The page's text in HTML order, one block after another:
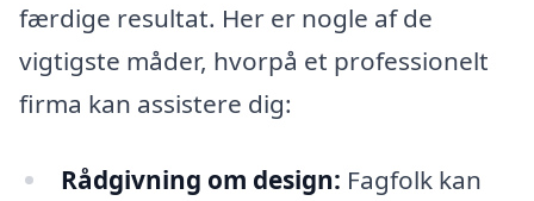
færdige resultat. Her er nogle af de
vigtigste måder, hvorpå et professionelt
firma kan assistere dig:
Rådgivning om design: Fagfolk kan